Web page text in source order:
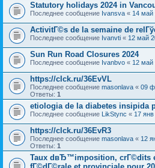
Statutory holidays 2024 in
Последнее сообщение Ivansva « 14 май
ActivitГ©s de la semaine de
Последнее сообщение Ivanvti « 12 май
Sun Run Road Closures 2024
Последнее сообщение Ivanbvo « 12 май
https://clck.ru/36EvVL
Последнее сообщение masonlava « 09
Ответы: 1
etiologia de la diabetes insipida
Последнее сообщение LikStync « 17
https://clck.ru/36EvR3
Последнее сообщение masonlava « 12
Ответы: 1
Taux dвЂ™imposition, crГ©dits